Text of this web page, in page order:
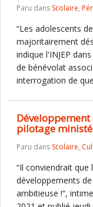
Paru dans Scolaire,
“Les adolescents
majoritairement
indique l'INJEP
de bénévolat
interrogation de
pilotage
Paru dans Scolaire,
“Il conviendrait que
développements de
ambitieuse !“,